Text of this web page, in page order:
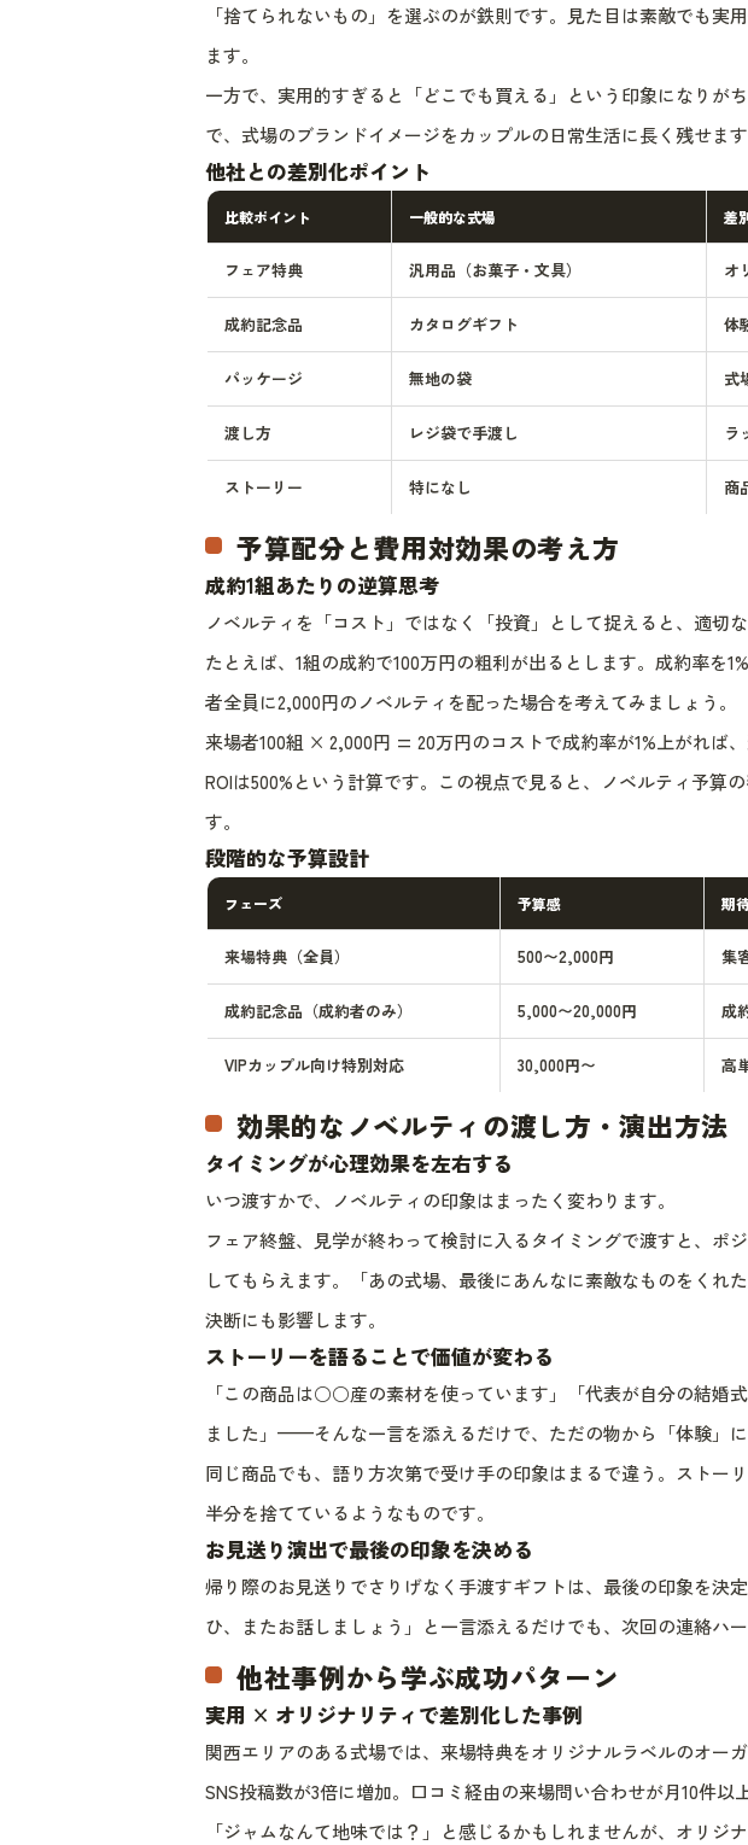
「捨てられないもの」を選ぶのが鉄則です。見た目は素敵でも実
ます。
一方で、実用的すぎると「どこでも買える」という印象になりが
で、式場のブランドイメージをカップルの日常生活に長く残せます
他社との差別化ポイント
比較ポイント 一般的な式場 差
フェア特典 汎用品（お菓子・文具） オ
成約記念品 カタログギフト 体
パッケージ 無地の袋 式
渡し方 レジ袋で手渡し ラ
ストーリー 特になし 商
予算配分と費用対効果の考え方
成約1組あたりの逆算思考
ノベルティを「コスト」ではなく「投資」として捉えると、適切
たとえば、1組の成約で100万円の粗利が出るとします。成約率を
者全員に2,000円のノベルティを配った場合を考えてみましょう。
来場者100組 × 2,000円 = 20万円のコストで成約率が1%上がれば、
ROIは500%という計算です。この視点で見ると、ノベルティ予算
す。
段階的な予算設計
フェーズ 予算感 期
来場特典（全員） 500〜2,000円 集
成約記念品（成約者のみ） 5,000〜20,000円 成
VIPカップル向け特別対応 30,000円〜 高
効果的なノベルティの渡し方・演出方法
タイミングが心理効果を左右する
いつ渡すかで、ノベルティの印象はまったく変わります。
フェア終盤、見学が終わって検討に入るタイミングで渡すと、ポ
してもらえます。「あの式場、最後にあんなに素敵なものをくれ
決断にも影響します。
ストーリーを語ることで価値が変わる
「この商品は○○産の素材を使っています」「代表が自分の結婚
ました」——そんな一言を添えるだけで、ただの物から「体験」に
同じ商品でも、語り方次第で受け手の印象はまるで違う。ストー
半分を捨てているようなものです。
お見送り演出で最後の印象を決める
帰り際のお見送りでさりげなく手渡すギフトは、最後の印象を決
ひ、またお話しましょう」と一言添えるだけでも、次回の連絡ハー
他社事例から学ぶ成功パターン
実用 × オリジナリティで差別化した事例
関西エリアのある式場では、来場特典をオリジナルラベルのオー
SNS投稿数が3倍に増加。口コミ経由の来場問い合わせが月10件以
「ジャムなんて地味では？」と感じるかもしれませんが、オリジ